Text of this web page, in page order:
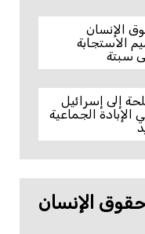
الإنسان
الاستجابة
سبتة
إلى إسرائيل
الجماعية
الإنسان